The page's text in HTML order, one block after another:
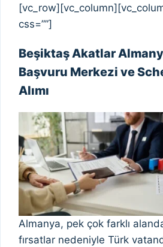
css=””]
Beşiktaş Akatlar
Başvuru Merkezi ve
Alımı
Almanya, pek çok farklı
fırsatlar nedeniyle Türk